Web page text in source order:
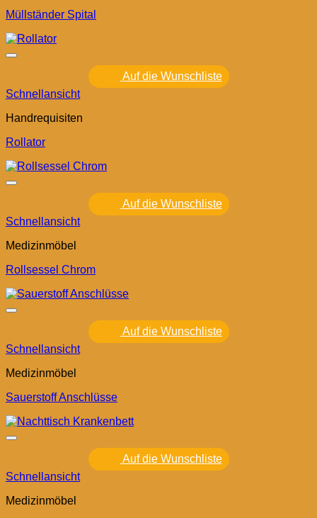
Müllständer Spital
Auf die Wunschliste
Schnellansicht
Handrequisiten
Rollator
Auf die Wunschliste
Schnellansicht
Medizinmöbel
Rollsessel Chrom
Auf die Wunschliste
Schnellansicht
Medizinmöbel
Sauerstoff Anschlüsse
Auf die Wunschliste
Schnellansicht
Medizinmöbel